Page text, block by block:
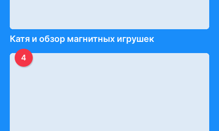
Катя и обзор магнитных игрушек
4